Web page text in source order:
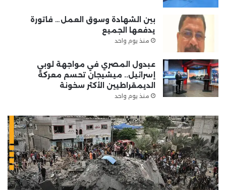
بين الشهادة وسوق العمل… فاتورة
يدفعها الجميع
منذ يوم واحد
عبدول المصري في مواجهة لوبي
إسرائيل.. ميشيجان تحسم معركة
الديمقراطيين الأكثر سخونة
منذ يوم واحد